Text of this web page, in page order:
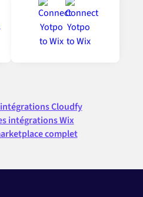
Cloudfy
intégrations Wix
complet